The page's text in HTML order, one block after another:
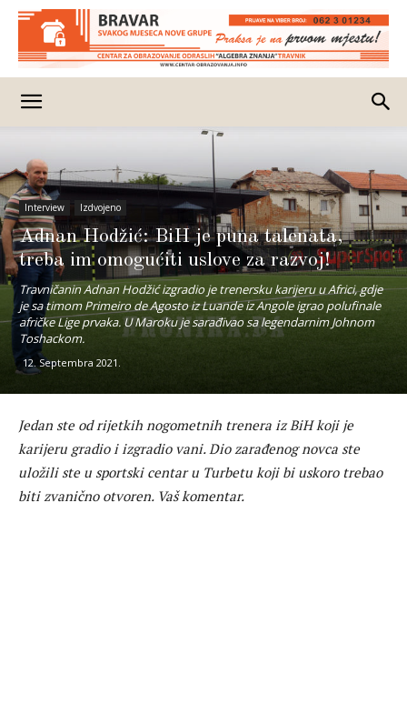
Interview Izdvojeno
Adnan Hodžić: BiH je puna talenata,
treba im omogućiti uslove za razvoj!
Travničanin Adnan Hodžić izgradio je trenersku karijeru u Africi, gdje
je sa timom Primeiro de Agosto iz Luande iz Angole igrao polufinale
afričke Lige prvaka. U Maroku je sarađivao sa legendarnim Johnom
Toshackom.
12. Septembra 2021.
Jedan ste od rijetkih nogometnih trenera iz BiH koji je
karijeru gradio i izgradio vani. Dio zarađenog novca ste
uložili ste u sportski centar u Turbetu koji bi uskoro trebao
biti zvanično otvoren. Vaš komentar.